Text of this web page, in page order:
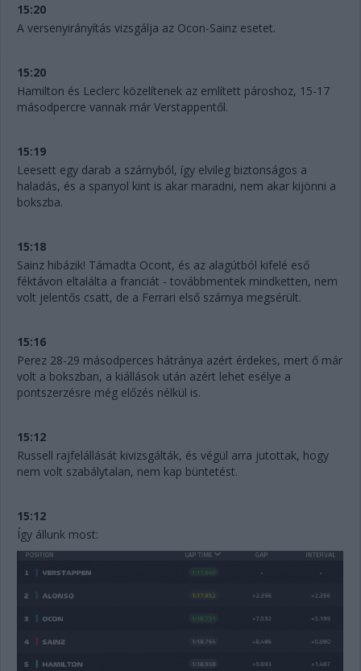
15:20
A versenyirányítás vizsgálja az Ocon-Sainz esetet.
15:20
Hamilton és Leclerc közelítenek az említett pároshoz, 15-17
másodpercre vannak már Verstappentől.
15:19
Leesett egy darab a szárnyból, így elvileg biztonságos a
haladás, és a spanyol kint is akar maradni, nem akar kijönni a
bokszba.
15:18
Sainz hibázik! Támadta Ocont, és az alagútból kifelé eső
féktávon eltalálta a franciát - továbbmentek mindketten, nem
volt jelentős csatt, de a Ferrari első szárnya megsérült.
15:16
Perez 28-29 másodperces hátránya azért érdekes, mert ő már
volt a bokszban, a kiállások után azért lehet esélye a
pontszerzésre még előzés nélkül is.
15:12
Russell rajfelállását kivizsgálták, és végül arra jutottak, hogy
nem volt szabálytalan, nem kap büntetést.
15:12
Így állunk most: